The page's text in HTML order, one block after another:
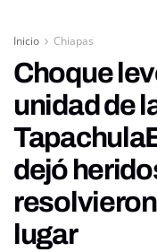
Inicio Chiapas
Choque
unidad de
dejó
lugar